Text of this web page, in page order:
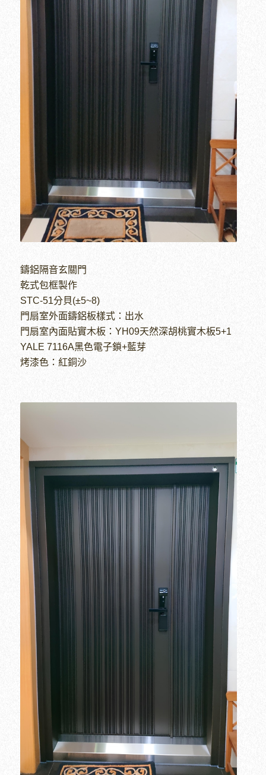
鑄鋁隔音玄關門
乾式包框製作
STC-51分貝(±5~8)
門扇室外面鑄鋁板樣式：出水
門扇室內面貼實木板：YH09天然深胡桃實木板5+1
YALE 7116A黑色電子鎖+藍芽
烤漆色：紅銅沙